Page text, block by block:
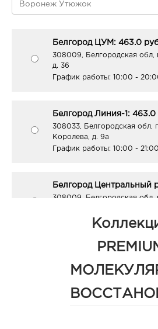
Белгород ЦУМ: 463.0
308009, Белгородская обл,
д. 36
График работы: 10:00 -
Белгород Линия-1: 463.0
308033, Белгородская обл,
Королева, д. 9а
График работы: 10:00 - 21:00
Белгород Центральный
308009, Белгородская обл,
График работы:9:00 - 21:00
308036, Белгородская обл,
График работы:9:00 - 18:00